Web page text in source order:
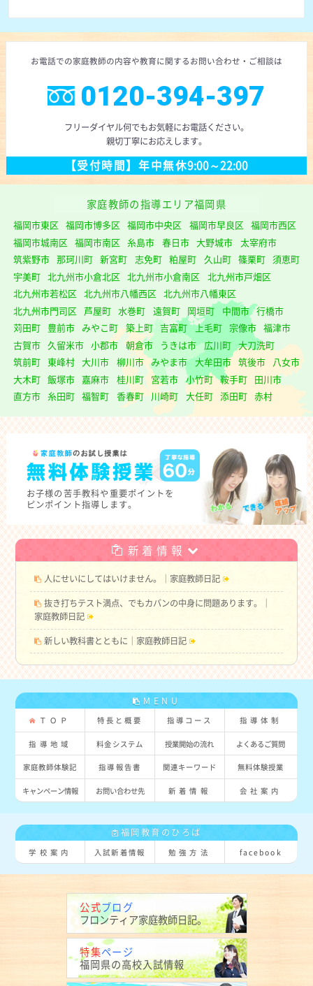
お電話での家庭教師の内容や教育に関するお問い合わせ ・ご相談は
0120-394-397
フリーダイヤル何でもお気軽にお電話ください。
親切丁寧にお応えします。
【受付時間】年中無休9:00～22:00
家庭教師の指導エリア福岡県
福岡市東区 福岡市博多区 福岡市中央区 福岡市早良区 福岡市西区
福岡市城南区 福岡市南区 糸島市 春日市 大野城市 太宰府市
筑紫野市 那珂川町 新宮町 志免町 粕屋町 久山町 篠栗町 須恵町
宇美町 北九州市小倉北区 北九州市小倉南区
北九州市戸畑区
北九州市若松区 北九州市八幡西区 北九州市八幡東区
北九州市門司区 芦屋町 水巻町 遠賀町 岡垣町 中間市 行橋市
苅田町 豊前市 みやこ町 築上町 吉富町 上毛町 宗像市 福津市
古賀市 久留米市 小郡市 朝倉市 うきは市 広川町 大刀洗町
筑前町 東峰村 大川市 柳川市 みやま市 大牟田市 筑後市 八女市
大木町 飯塚市 嘉麻市 桂川町 宮若市 小竹町 鞍手町 田川市
直方市 糸田町 福智町 香春町 川崎町 大任町 添田町 赤村
お子様の苦手教科や重要ポイントを
ピンポイント指導します。
新着情報
人にせいにしてはいけません。｜家庭教師日記
抜き打ちテスト満点、でもカバンの中身に問題あります。｜
家庭教師日記
新しい教科書とともに｜家庭教師日記
MENU
ＴＯＰ 特長と概要 指導コース 指導体制
指導地域 料金システム 授業開始の流れ よくあるご質問
家庭教師体験記 指導報告書 関連キーワード 無料体験授業
キャンペーン情報 お問い合わせ先 新着情報 会社案内
福岡教育のひろば
学校案内 入試新着情報 勉強方法 facebook
公式ブログ
フロンティア家庭教師日記。
特集ページ
福岡県の高校入試情報